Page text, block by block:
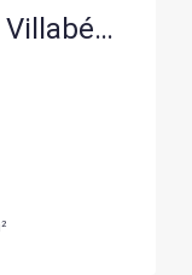
Maison individuelle à Villabé (91) avec jardin et garage – 91 m²